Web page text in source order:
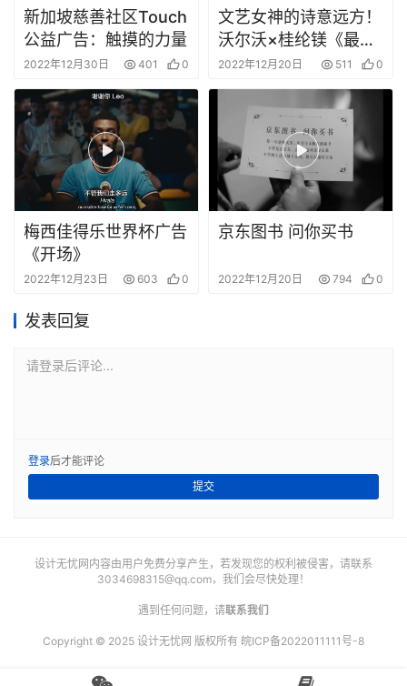
新加坡慈善社区Touch
公益广告：触摸的力量
2022年12月30日 401 0
文艺女神的诗意远方！
沃尔沃×桂纶镁《最真
一面路上见》
2022年12月20日 511 0
梅西佳得乐世界杯广告
《开场》
2022年12月23日 603 0
京东图书 问你买书
2022年12月20日 794 0
发表回复
请登录后评论...
登录后才能评论
提交
设计无忧网内容由用户免费分享产生，若发现您的权利被侵害，请联系
3034698315@qq.com，我们会尽快处理！
遇到任何问题，请联系我们
Copyright © 2025 设计无忧网 版权所有 皖ICP备2022011111号-8